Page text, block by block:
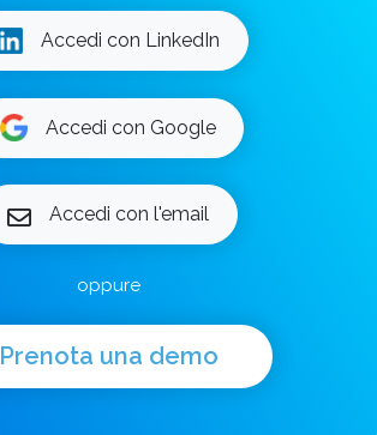
Accedi con LinkedIn
Accedi con Google
Accedi con l'email
oppure
Prenota una demo